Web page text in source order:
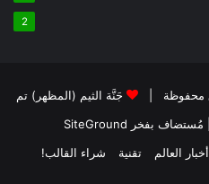
2
جَنَّة الثيم (المظهر) تم
| مُستضاف بفخر SiteGround
أخبار العالم تقنية شراء القالب!